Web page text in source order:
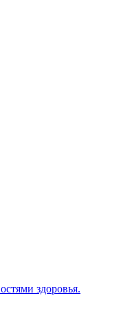
здоровья.